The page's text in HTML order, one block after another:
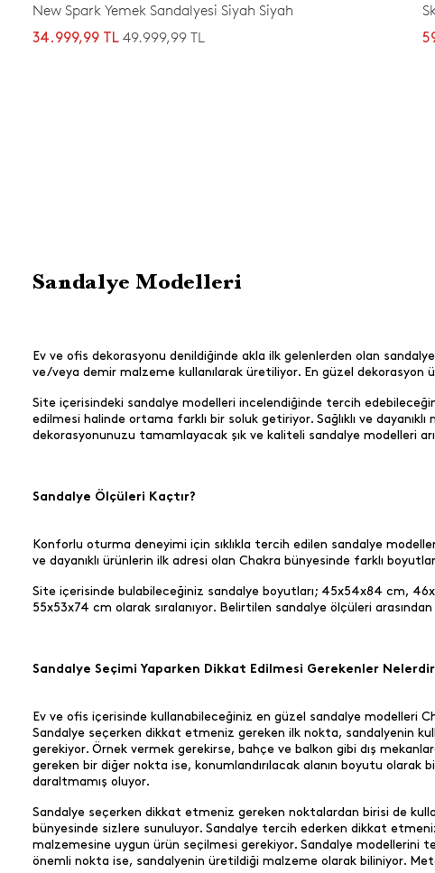
New Spark Yemek Sandalyesi Siyah Siyah
34.999,99 TL 49.999,99 TL
Sandalye Modelleri
Ev ve ofis dekorasyonu denildiğinde akla ilk gelenlerden olan
ve/veya demir malzeme kullanılarak üretiliyor. En güzel dekorasyon
Site içerisindeki sandalye modelleri incelendiğinde tercih
edilmesi halinde ortama farklı bir soluk getiriyor. Sağlıklı ve
dekorasyonunuzu tamamlayacak şık ve kaliteli sandalye modelleri
Sandalye Ölçüleri Kaçtır?
Konforlu oturma deneyimi için sıklıkla tercih edilen sandalye
ve dayanıklı ürünlerin ilk adresi olan Chakra bünyesinde farklı
Site içerisinde bulabileceğiniz sandalye boyutları; 45x54x84 cm,
55x53x74 cm olarak sıralanıyor. Belirtilen sandalye ölçüleri
Sandalye Seçimi Yaparken Dikkat Edilmesi Gerekenler
Ev ve ofis içerisinde kullanabileceğiniz en güzel sandalye modelleri
Sandalye seçerken dikkat etmeniz gereken ilk nokta, sandalyenin
gerekiyor. Örnek vermek gerekirse, bahçe ve balkon gibi dış
gereken bir diğer nokta ise, konumlandırılacak alanın boyutu olarak
daraltmamış oluyor.
Sandalye seçerken dikkat etmeniz gereken noktalardan birisi de
bünyesinde sizlere sunuluyor. Sandalye tercih ederken dikkat
malzemesine uygun ürün seçilmesi gerekiyor. Sandalye
önemli nokta ise, sandalyenin üretildiği malzeme olarak biliniyor.